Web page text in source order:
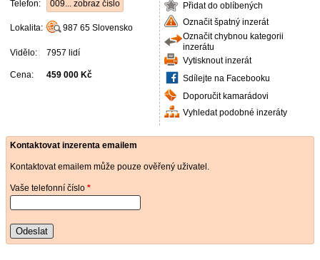
Telefon: 009... zobraz číslo
Lokalita: 987 65 Slovensko
Vidělo: 7957 lidí
Cena: 459 000 Kč
Přidat do oblíbených
Označit špatný inzerát
Označit chybnou kategorii
inzerátu
Vytisknout inzerát
Sdílejte na Facebooku
Doporučit kamarádovi
Vyhledat podobné inzeráty
Kontaktovat inzerenta emailem
Kontaktovat emailem může pouze ověřený uživatel.
Vaše telefonní číslo *
Odeslat